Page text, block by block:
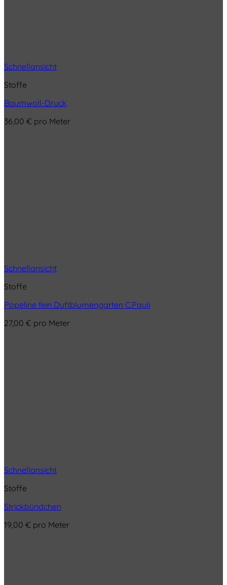
Schnellansicht
Stoffe
Baumwoll-Druck
36,00 € pro Meter
Schnellansicht
Stoffe
Popeline fein Duftblumengarten C.Pauli
27,00 € pro Meter
Schnellansicht
Stoffe
Strickbündchen
19,00 € pro Meter